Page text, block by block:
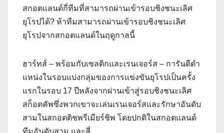
สกอตแลนด์กี่ทีมที่สามารถผ่านเข้ารอบชิงชนะเลิศ
ยุโรปได้? ห้าทีมสามารถผ่านเข้ารอบชิงชนะเลิศ
ยุโรปจากสกอตแลนด์ในฤดูกาลนี้
ฮาร์ทส์ – พร้อมกับเซลติกและเรนเจอร์ส – การันตีตํา
แหน่งในรอบแบ่งกลุ่มของการแข่งขันยุโรปเป็นครั้ง
แรกในรอบ 17 ปีหลังจากผ่านเข้าสู่รอบชิงชนะเลิศ
สก็อตคัพซึ่งพวกเขาจะเล่นเรนเจอร์สและรักษาอันดับ
สามในสกอตติชพรีเมียร์ชิพ โดยปกติในสกอตแลนด์